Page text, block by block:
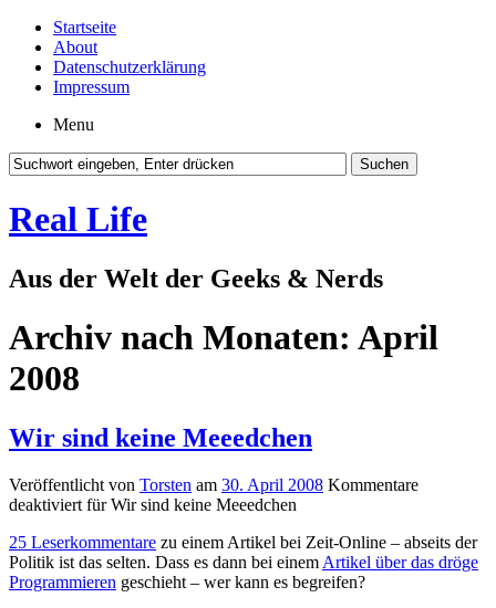
Startseite
About
Datenschutzerklärung
Impressum
Menu
Real Life
Aus der Welt der Geeks & Nerds
Archiv nach Monaten: April
2008
Wir sind keine Meeedchen
Veröffentlicht von Torsten am 30. April 2008 Kommentare
deaktiviert für Wir sind keine Meeedchen
25 Leserkommentare zu einem Artikel bei Zeit-Online – abseits der
Politik ist das selten. Dass es dann bei einem Artikel über das dröge
Programmieren geschieht – wer kann es begreifen?